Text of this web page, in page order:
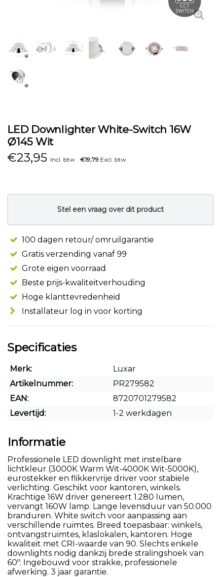
LED Downlighter White-Switch 16W
Ø145 Wit
€23,95 Incl. btw €19,79 Excl. btw
Stel een vraag over dit product
100 dagen retour/ omruilgarantie
Gratis verzending vanaf 99
Grote eigen voorraad
Beste prijs-kwaliteitverhouding
Hoge klanttevredenheid
Installateur log in voor korting
Specificaties
Merk:
Luxar
Artikelnummer:
PR279582
EAN:
8720701279582
Levertijd:
1-2 werkdagen
Informatie
Professionele LED downlight met instelbare
lichtkleur (3000K Warm Wit-4000K Wit-5000K),
eurostekker en flikkervrije driver voor stabiele
verlichting. Geschikt voor kantoren, winkels.
Krachtige 16W driver genereert 1.280 lumen,
vervangt 160W lamp. Lange levensduur van 50.000
branduren. White switch voor aanpassing aan
verschillende ruimtes. Breed toepasbaar: winkels,
ontvangstruimtes, klaslokalen, kantoren. Hoge
kwaliteit met CRI-waarde van 90. Slechts enkele
downlights nodig dankzij brede stralingshoek van
60º. Ingebouwd voor strakke, professionele
afwerking. 3 jaar garantie.